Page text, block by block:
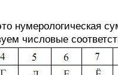
нумерологическая
числовые